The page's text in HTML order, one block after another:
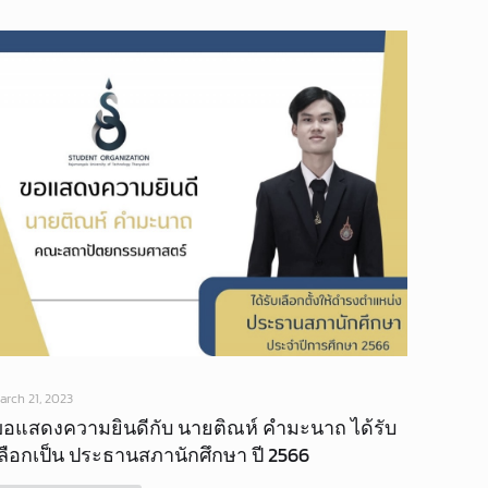
21, 2023
แสดงความยินดีกับ นายติณห์ คำมะนาถ ได้รับ
อกเป็น ประธานสภานักศึกษา ปี 2566